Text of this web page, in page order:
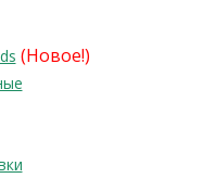
(Новое!)